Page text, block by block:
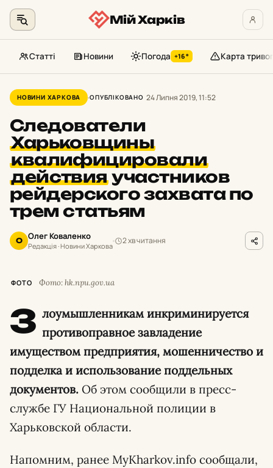
до
контенту
Мій Харків
Статті Новини Погода +16° Карта тривог
НОВИНИ ХАРКОВА ОПУБЛІКОВАНО 24 Липня 2019, 11:52
Следователи
Харьковщины
квалифицировали
действия участников
рейдерского захвата по
трем статьям
О Олег Коваленко
Редакція · Новини Харкова
2 хв читання
ФОТО Фото: hk.npu.gov.ua
З лоумышленникам инкриминируется
противоправное завладение
имуществом предприятия, мошенничество и
подделка и использование поддельных
документов. Об этом сообщили в пресс-
службе ГУ Национальной полиции в
Харьковской области.
Напомним, ранее MyKharkov.info сообщали,